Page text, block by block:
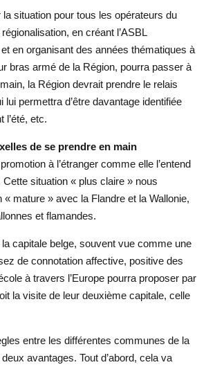
situation pour tous les opérateurs du
en créant l’ASBL
en organisant des années thématiques à
bras armé de la Région, pourra passer à
la Région devrait prendre le relais
permettra d’être davantage identifiée
l’été, etc.
de se prendre en main
à l’étranger comme elle l’entend
Cette situation « plus claire » nous
mature » avec la Flandre et la Wallonie,
et flamandes.
capitale belge, souvent vue comme une
de connotation affective, positive des
à travers l’Europe pourra proposer par
la visite de leur deuxième capitale, celle
entre les différentes communes de la
avantages. Tout d’abord, cela va